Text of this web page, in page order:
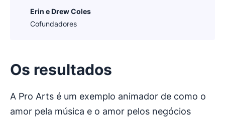
Erin e Drew Coles
Cofundadores
Os resultados
A Pro Arts é um exemplo animador de como o
amor pela música e o amor pelos negócios